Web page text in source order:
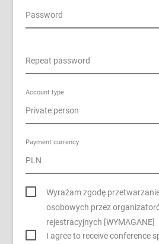
Password
Repeat password
Account type
Payment currency
Wyrażam zgodę
osobowych przez
rejestracyjnych [WYMAGANE]
I agree to receive conference